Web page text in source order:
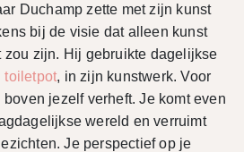
Duchamp zette met zijn kunst
bij de visie dat alleen kunst
zou zijn. Hij gebruikte dagelijkse
toiletpot, in zijn kunstwerk. Voor
jezelf verheft. Je komt even
wereld en verruimt
Je perspectief op je